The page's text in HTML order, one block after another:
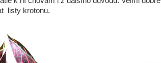
listy krotonu.